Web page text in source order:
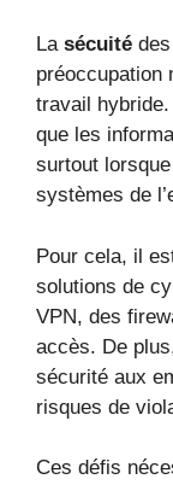
La sécuité
préoccupation
travail
que les
surtout
systèmes de
Pour cela, il
solutions de
VPN, des
accès. De
sécurité aux
risques de
Ces défis